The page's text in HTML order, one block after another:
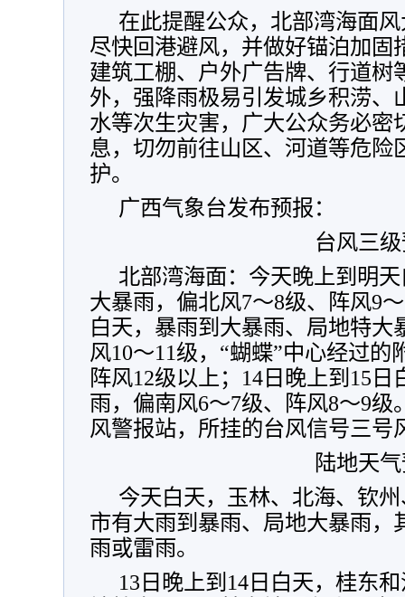
在此提醒公众，北部湾海面
尽快回港避风，并做好锚泊加固
建筑工棚、户外广告牌、行道树
外，强降雨极易引发城乡积涝、
水等次生灾害，广大公众务必密
息，切勿前往山区、河道等危险
护。
广西气象台发布预报：
台风三
北部湾海面：今天晚上到明
大暴雨，偏北风7～8级、阵风9
白天，暴雨到大暴雨、局地特大
风10～11级，“蝴蝶”中心经过的
阵风12级以上；14日晚上到15
雨，偏南风6～7级、阵风8～9
风警报站，所挂的台风信号三号
陆地天
今天白天，玉林、北海、钦
市有大雨到暴雨、局地大暴雨，
雨或雷雨。
13日晚上到14日白天，桂东